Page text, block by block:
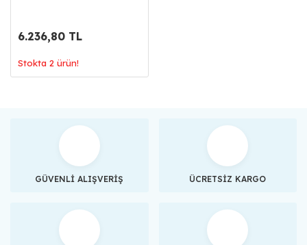
6.236,80 TL
Stokta 2 ürün!
GÜVENLİ ALIŞVERİŞ ÜCRETSİZ KARGO